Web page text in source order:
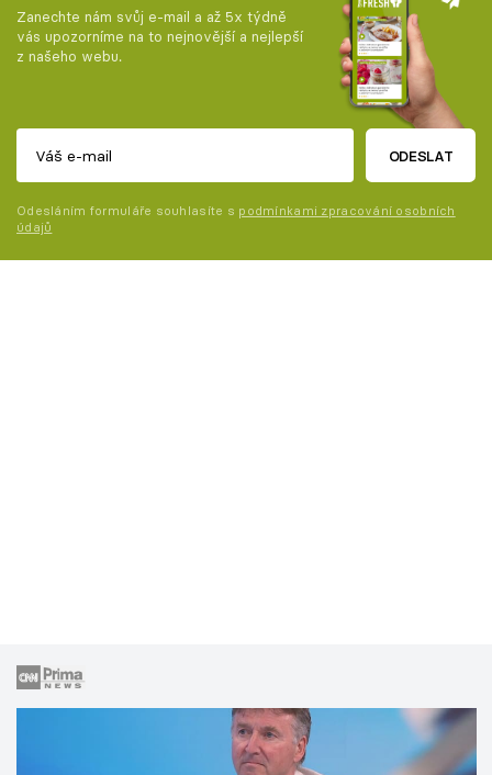
Zanechte nám svůj e-mail a až 5x týdně
vás upozorníme na to nejnovější a nejlepší
z našeho webu.
ODESLAT
Odesláním formuláře souhlasíte s podmínkami zpracování osobních
údajů